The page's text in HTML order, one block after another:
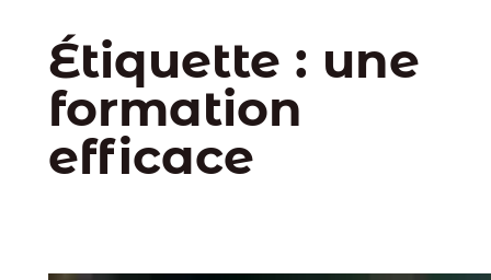
Étiquette : une
formation
efficace